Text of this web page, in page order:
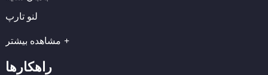
لنو تارپ
مشاهده بیشتر
راهکارها